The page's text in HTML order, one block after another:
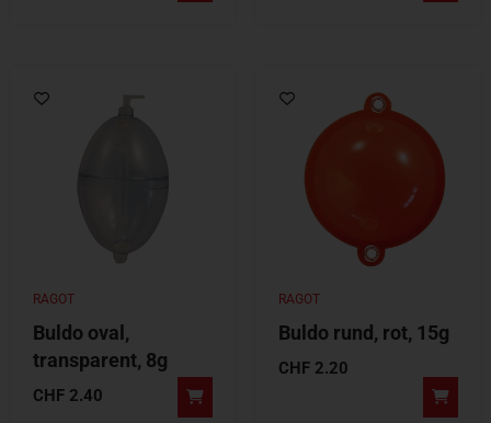
RAGOT
Buldo oval,
transparent, 8g
CHF 2.40
RAGOT
Buldo rund, rot, 15g
CHF 2.20